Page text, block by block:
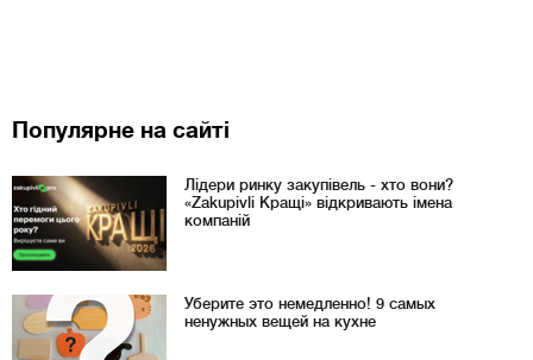
Популярне на сайті
Лідери ринку закупівель - хто вони?
«Zakupivli Кращі» відкривають імена
компаній
Уберите это немедленно! 9 самых
ненужных вещей на кухне